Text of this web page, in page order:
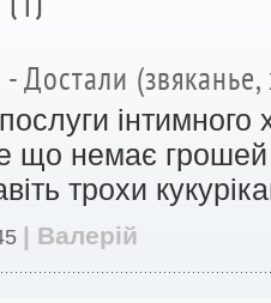
- Достали (звяканье,
інтимного
що немає грошей
трохи
| Валерій